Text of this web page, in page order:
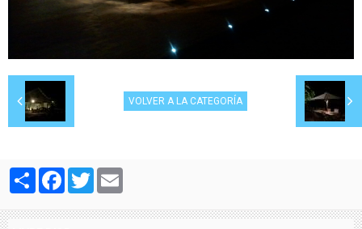
VOLVER A LA CATEGORÍA
PartagerFacebook
Twitter